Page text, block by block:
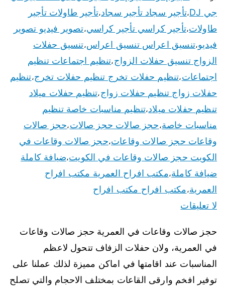
جي DJ
،تأجير سجاد تأجير سجاد،تأجير طاولات تأجير
طاولات،تأجير كراسي تأجير كراسي،تصوير فيديو تصوير
فيديو،تنسيق اعراس تنسيق اعراس،تنسيق حفلات
الزواج تنسيق حفلات الزواج،تنظيم اجتماعات تنظيم
اجتماعات،تنظيم حفلات تخرج تنظيم حفلات تخرج،تنظيم
حفلات زواج تنظيم حفلات زواج،تنظيم حفلات ميلاد
تنظيم حفلات ميلاد،تنظيم مناسبات خاصة تنظيم
مناسبات خاصة،حجز صالات حجز صالات،حجز صالات
وقاعات حجز صالات وقاعات،حجز صالات وقاعات في
الكويت حجز صالات وقاعات في الكويت،ضيافة كاملة
ضيافة كاملة،مكتب افراح العمرية مكتب افراح
العمرية،مكتب افراح مكتب افراح
لا تعليقات
حجز صالات وقاعات في العمرية حجز صالات وقاعات
في العمرية، ولان حفلات الزفاف تتحول لاعظم
المناسبات عند اقامتها في اماكن مميزة لذلك عملنا على
توفير افخم وارقى القاعات بمختلف الاحجام والتي تصلح